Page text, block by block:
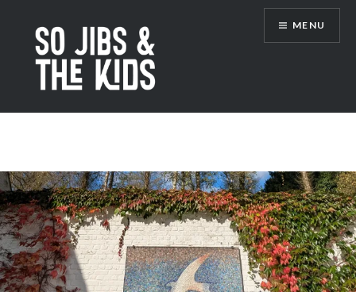
contenu
principal
So Jibs & the Kids
MENU